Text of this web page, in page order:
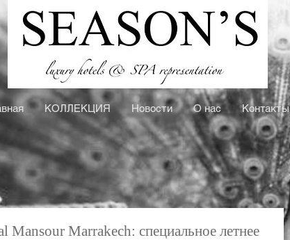
КOЛЛЕКЦИЯ Новости О нас Контакты
Mansour Marrakech: специальное летнее